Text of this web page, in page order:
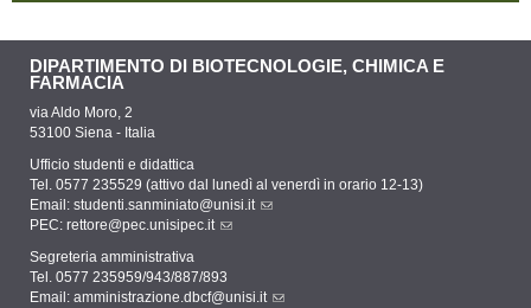
DIPARTIMENTO DI BIOTECNOLOGIE, CHIMICA E
FARMACIA
via Aldo Moro, 2
53100 Siena - Italia
Ufficio studenti e didattica
Tel. 0577 235529 (attivo dal lunedì al venerdì in orario 12-13)
Email: studenti.sanminiato@unisi.it
PEC: rettore@pec.unisipec.it
Segreteria amministrativa
Tel. 0577 235959/943/887/893
Email: amministrazione.dbcf@unisi.it